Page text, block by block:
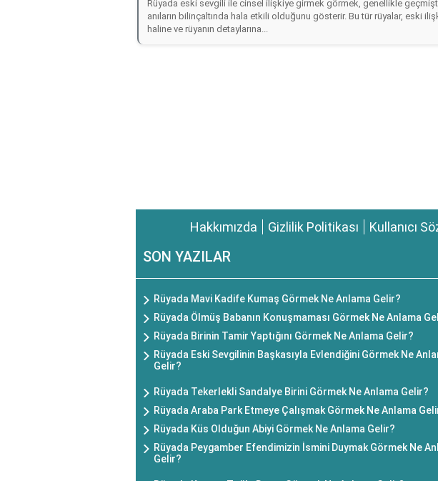
Rüyada eski sevgili ile cinsel ilişkiye girmek görmek, genellikle
anıların bilinçaltında hala etkili olduğunu gösterir. Bu tür rüyalar, eski
haline ve rüyanın detaylarına...
Hakkımızda Gizlilik Politikası Kullanıcı
SON YAZILAR
Rüyada Mavi Kadife Kumaş Görmek Ne Anlama Gelir?
Rüyada Ölmüş Babanın Konuşmaması Görmek Ne Anlama
Rüyada Birinin Tamir Yaptığını Görmek Ne Anlama Gelir?
Rüyada Eski Sevgilinin Başkasıyla Evlendiğini Görmek Ne
Gelir?
Rüyada Tekerlekli Sandalye Birini Görmek Ne Anlama Gelir?
Rüyada Araba Park Etmeye Çalışmak Görmek Ne Anlama
Rüyada Küs Olduğun Abiyi Görmek Ne Anlama Gelir?
Rüyada Peygamber Efendimizin İsmini Duymak Görmek Ne
Gelir?